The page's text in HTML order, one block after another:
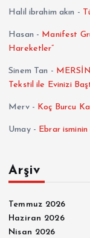
Halil ibrahim akın -
Hasan - Manifest
Hareketler”
Sinem Tan -
Tekstil ile Evinizi
Merv- Koç Burcu
Umay- Ebrar
Arşiv
Temmuz 2026
Haziran 2026
Nisan 2026